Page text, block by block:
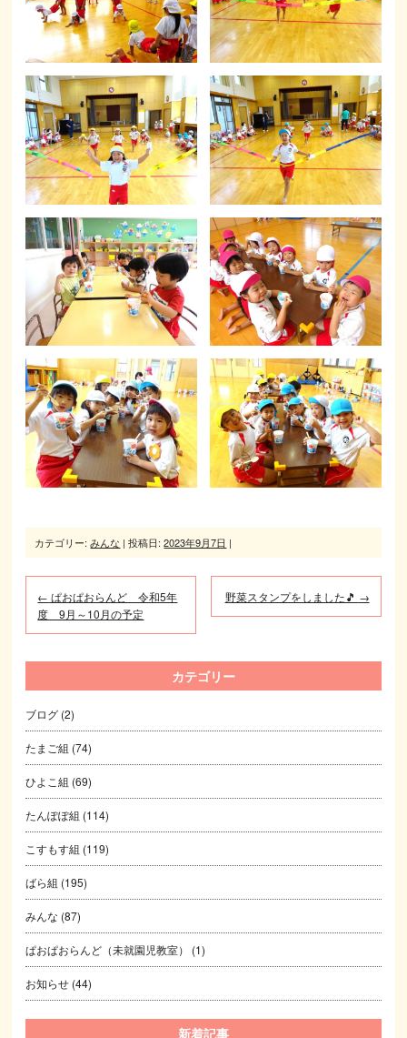
カテゴリー:みんな | 投稿日:2023年9月7日 |
← ぱおぱおらんど 令和5年
度 9月～10月の予定
野菜スタンプをしました🎵 →
カテゴリー
ブログ (2)
たまご組 (74)
ひよこ組 (69)
たんぽぽ組 (114)
こすもす組 (119)
ばら組 (195)
みんな (87)
ぱおぱおらんど（未就園児教室） (1)
お知らせ (44)
新着記事